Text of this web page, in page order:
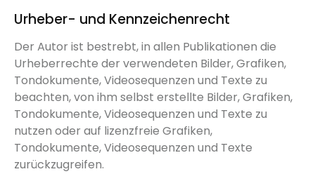
Urheber- und Kennzeichenrecht
Der Autor ist bestrebt, in allen Publikationen die
Urheberrechte der verwendeten Bilder, Grafiken,
Tondokumente, Videosequenzen und Texte zu
beachten, von ihm selbst erstellte Bilder, Grafiken,
Tondokumente, Videosequenzen und Texte zu
nutzen oder auf lizenzfreie Grafiken,
Tondokumente, Videosequenzen und Texte
zurückzugreifen.